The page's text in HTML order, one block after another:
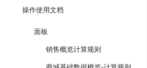
操作使用文档
面板
销售概览计算规则